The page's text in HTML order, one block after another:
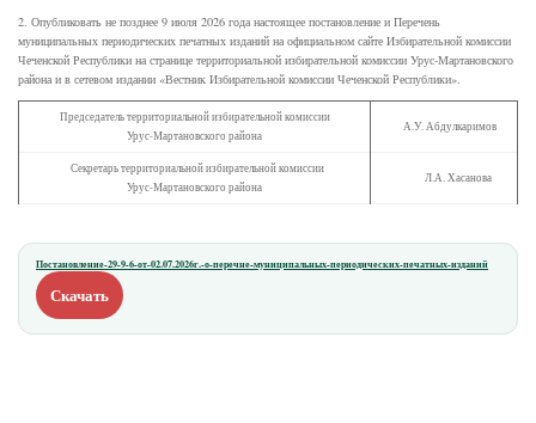
2. Опубликовать не позднее 9 июля 2026 года настоящее постановление и Перечень
муниципальных периодических печатных изданий на официальном сайте Избирательной комиссии
Чеченской Республики на странице территориальной избирательной комиссии Урус-Мартановского
района и в сетевом издании «Вестник Избирательной комиссии Чеченской Республики».
Председатель территориальной избирательной комиссии
Урус-Мартановского района
А.У. Абдулкаримов
Секретарь территориальной избирательной комиссии
Урус-Мартановского района
Л.А. Хасанова
Постановление-29-9-6-от-02.07.2026г.-о-перечне-муниципальных-периодических-печатных-изданий
Скачать